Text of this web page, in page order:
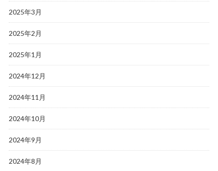
2025年3月
2025年2月
2025年1月
2024年12月
2024年11月
2024年10月
2024年9月
2024年8月